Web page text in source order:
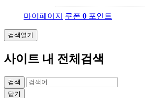
마이페이지 쿠폰 0 포인트
검색열기
사이트 내 전체검색
검색
닫기